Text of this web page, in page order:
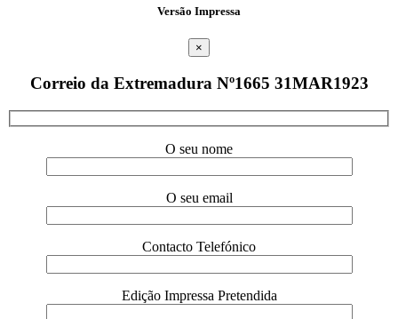
Versão Impressa
×
Correio da Extremadura Nº1665 31MAR1923
O seu nome
O seu email
Contacto Telefónico
Edição Impressa Pretendida